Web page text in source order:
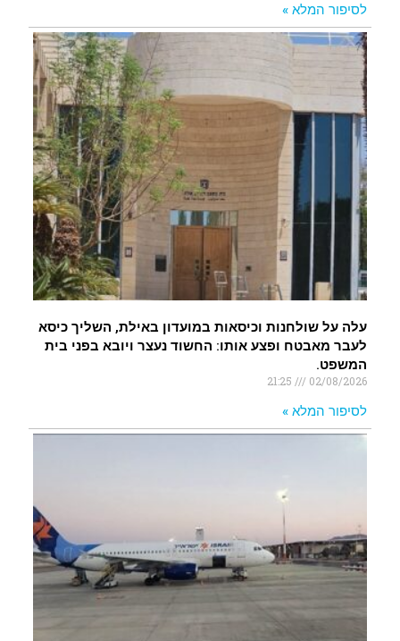
לסיפור המלא »
עלה על שולחנות וכיסאות במועדון באילת, השליך כיסא
לעבר מאבטח ופצע אותו: החשוד נעצר ויובא בפני בית
המשפט.
02/08/2026
לסיפור המלא »